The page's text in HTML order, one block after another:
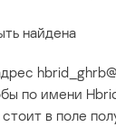
найдена
по имени
в поле